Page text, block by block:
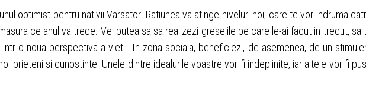
optimist pentru nativii Varsator. Ratiunea va atinge niveluri noi, care te vor indruma
ce anul va trece. Vei putea sa sa realizezi greselile pe care le-ai facut in trecut, sa
o noua perspectiva a vietii. In zona sociala, beneficiezi, de asemenea, de un
prieteni si cunostinte. Unele dintre idealurile voastre vor fi indeplinite, iar altele vor fi